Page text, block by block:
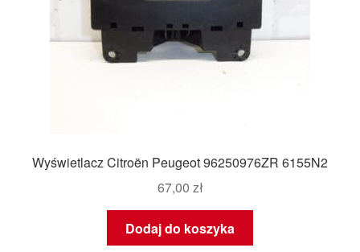
Wyświetlacz Citroën Peugeot 96250976ZR 6155N2
67,00 zł
Dodaj do koszyka